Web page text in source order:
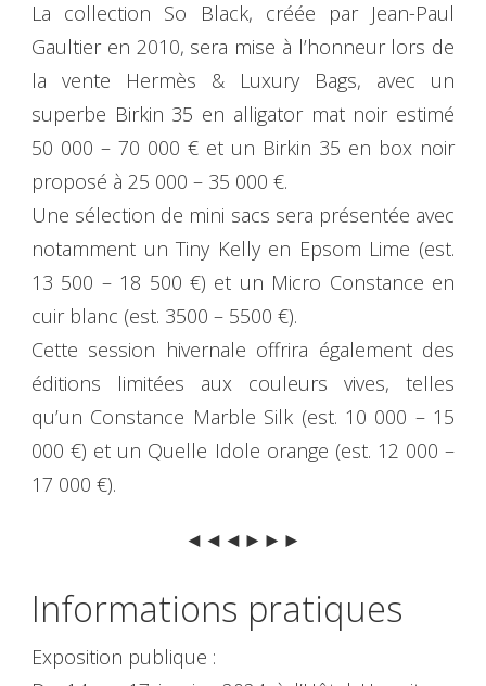
La collection So Black, créée par Jean-Paul
Gaultier en 2010, sera mise à l’honneur lors de
la vente Hermès & Luxury Bags, avec un
superbe Birkin 35 en alligator mat noir estimé
50 000 – 70 000 € et un Birkin 35 en box noir
proposé à 25 000 – 35 000 €.
Une sélection de mini sacs sera présentée avec
notamment un Tiny Kelly en Epsom Lime (est.
13 500 – 18 500 €) et un Micro Constance en
cuir blanc (est. 3500 – 5500 €).
Cette session hivernale offrira également des
éditions limitées aux couleurs vives, telles
qu’un Constance Marble Silk (est. 10 000 – 15
000 €) et un Quelle Idole orange (est. 12 000 –
17 000 €).
◄◄◄►►►
Informations pratiques
Exposition publique :